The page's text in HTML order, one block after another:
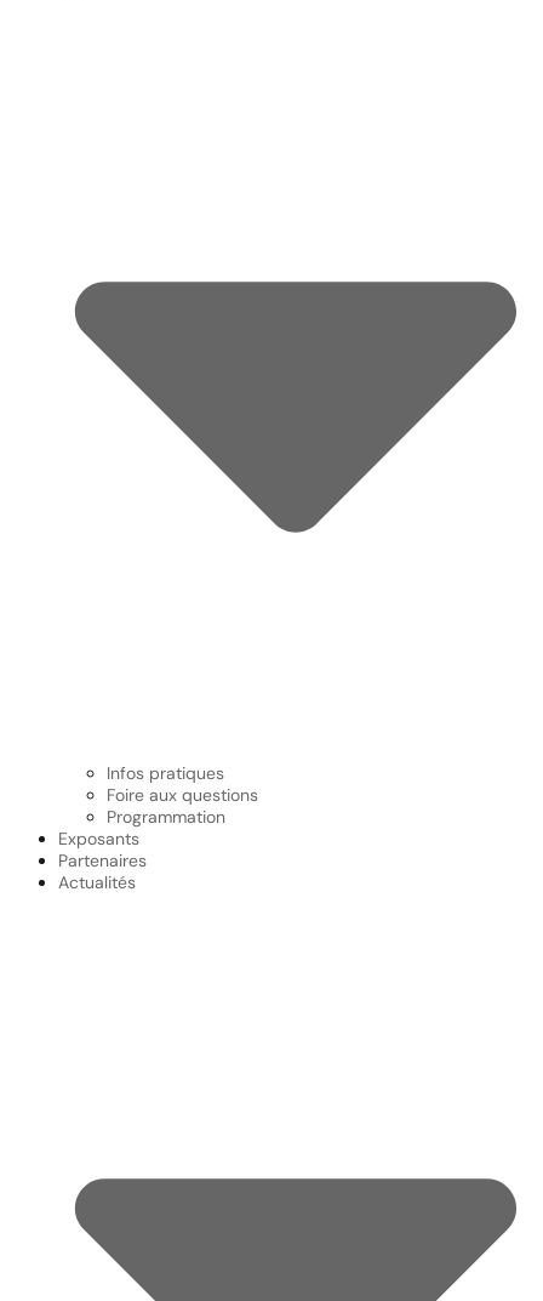
Infos pratiques
Foire aux questions
Programmation
Exposants
Partenaires
Actualités